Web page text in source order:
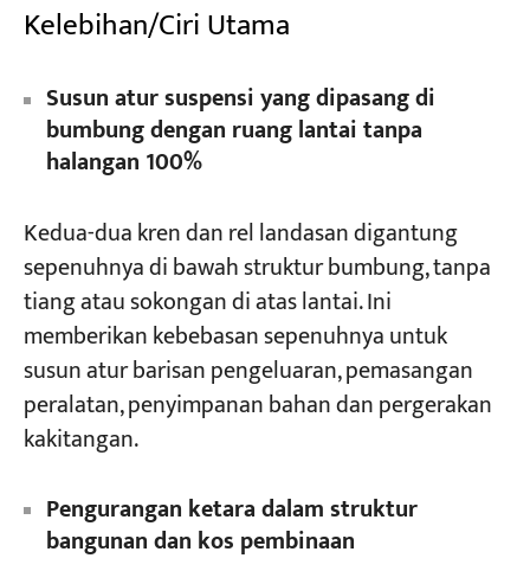
Kelebihan/Ciri Utama
Susun atur suspensi yang dipasang di
bumbung dengan ruang lantai tanpa
halangan 100%
Kedua-dua kren dan rel landasan digantung
sepenuhnya di bawah struktur bumbung, tanpa
tiang atau sokongan di atas lantai. Ini
memberikan kebebasan sepenuhnya untuk
susun atur barisan pengeluaran, pemasangan
peralatan, penyimpanan bahan dan pergerakan
kakitangan.
Pengurangan ketara dalam struktur
bangunan dan kos pembinaan